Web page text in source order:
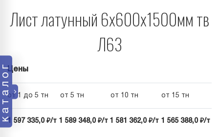
каталог
Лист латунный 6х600х1500мм тв
Л63
Цены
от 1 до 5 тн от 5 тн от 10 тн от 15 тн
1 597 335,0 ₽/т 1 589 348,0 ₽/т 1 581 362,0 ₽/т 1 565 388,0 ₽/т